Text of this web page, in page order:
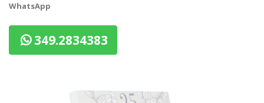
WhatsApp
349.2834383